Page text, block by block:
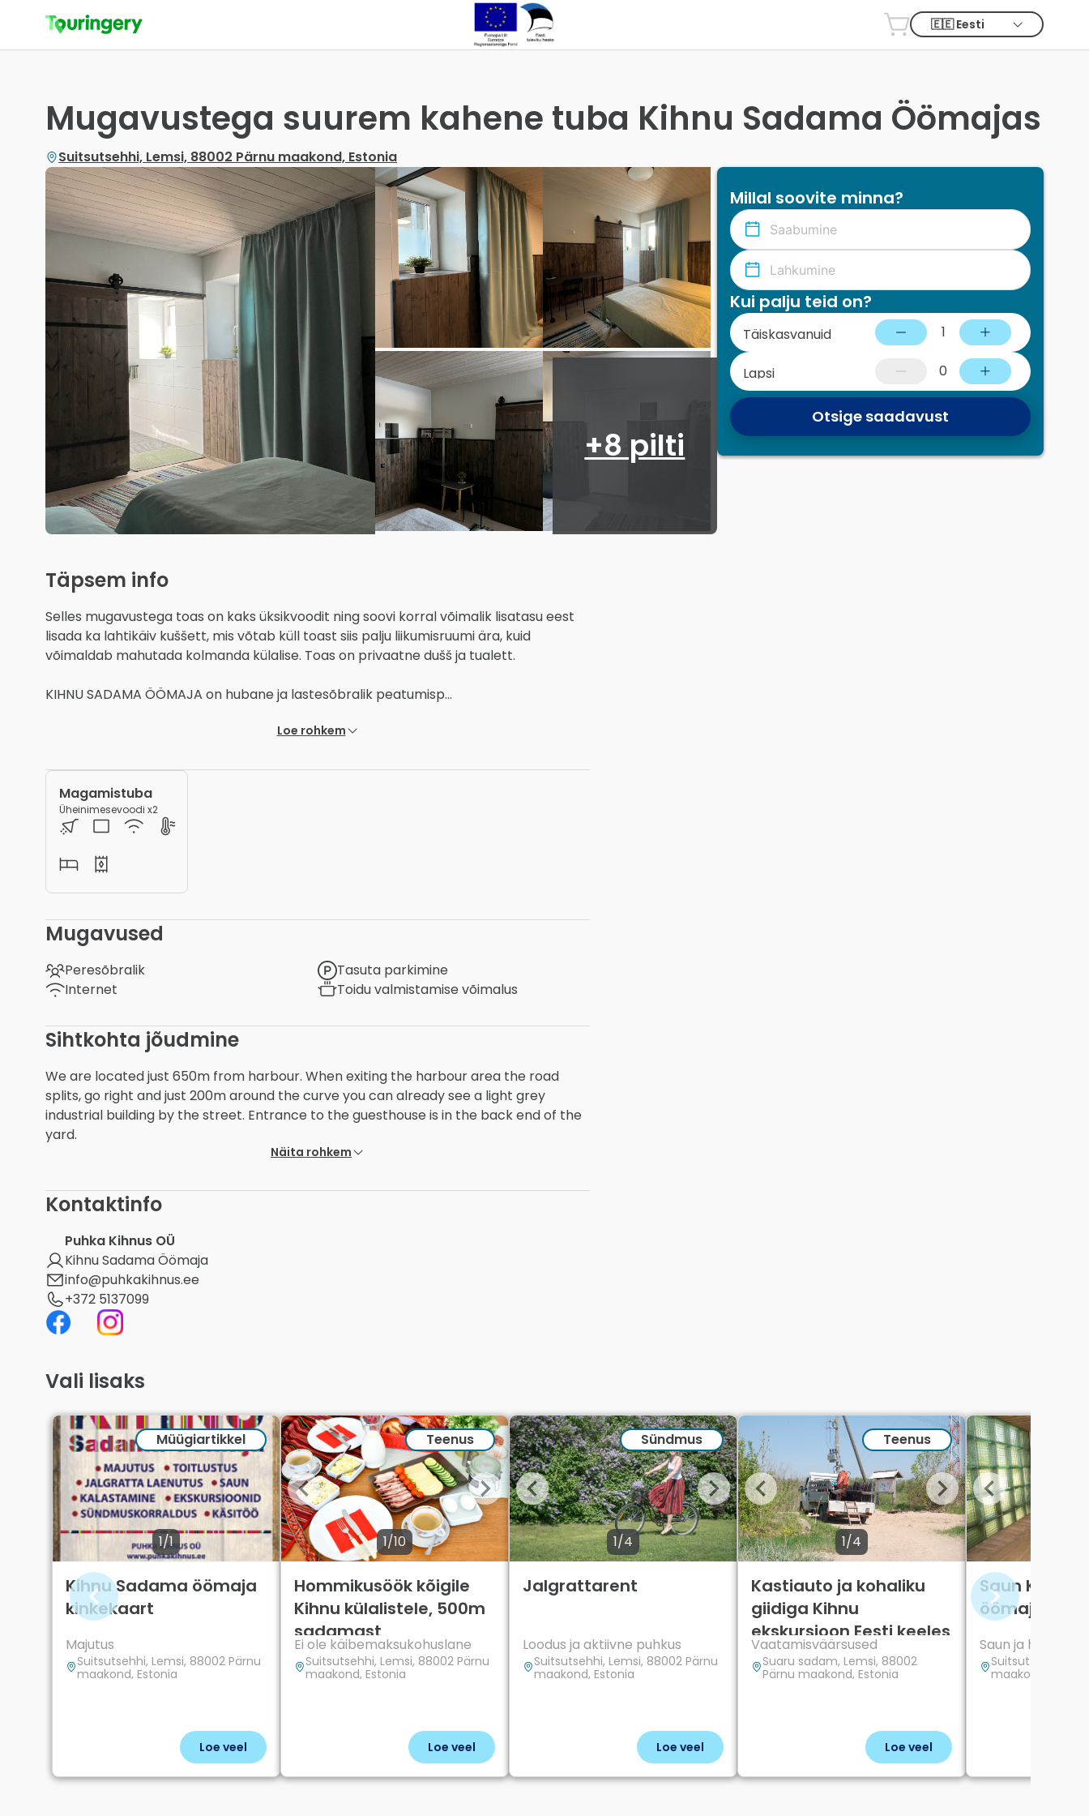
Mugavustega suurem kahene tuba Kihnu Sadama Öömajas
Suitsutsehhi, Lemsi, 88002 Pärnu maakond, Estonia
+8 pilti
Millal soovite minna?
Kui palju teid on?
Täiskasvanuid 1
Lapsi 0
Otsige saadavust
Täpsem info
Selles mugavustega toas on kaks üksikvoodit ning soovi korral võimalik lisatasu eest
lisada ka lahtikäiv kuššett, mis võtab küll toast siis palju liikumisruumi ära, kuid
võimaldab mahutada kolmanda külalise. Toas on privaatne dušš ja tualett.
KIHNU SADAMA ÖÖMAJA on hubane ja lastesõbralik peatumisp...
Loe rohkem
Magamistuba
Üheinimesevoodi x2
Mugavused
Peresõbralik
Tasuta parkimine
Internet
Toidu valmistamise võimalus
Sihtkohta jõudmine
We are located just 650m from harbour. When exiting the harbour area the road
splits, go right and just 200m around the curve you can already see a light grey
industrial building by the street. Entrance to the guesthouse is in the back end of the
yard.
Näita rohkem
Kontaktinfo
Puhka Kihnus OÜ
Kihnu Sadama Öömaja
info@puhkakihnus.ee
+372 5137099
Vali lisaks
1/1
Müügiartikkel
Kihnu Sadama öömaja
kinkekaart
Majutus
Suitsutsehhi, Lemsi, 88002 Pärnu
maakond, Estonia
Loe veel
1/10
Teenus
Hommikusöök kõigile
Kihnu külalistele, 500m
sadamast
Ei ole käibemaksukohuslane
Suitsutsehhi, Lemsi, 88002 Pärnu
maakond, Estonia
Loe veel
1/4
Sündmus
Jalgrattarent
Loodus ja aktiivne puhkus
Suitsutsehhi, Lemsi, 88002 Pärnu
maakond, Estonia
Loe veel
1/4
Teenus
Kastiauto ja kohaliku
giidiga Kihnu
ekskursioon Eesti keeles
(kuni 15 inimest)
Vaatamisväärsused
Suaru sadam, Lemsi, 88002
Pärnu maakond, Estonia
Loe veel
Saun Kihnu
öömajas
Saun ja heaolu
Suitsutsehhi,
maakond,